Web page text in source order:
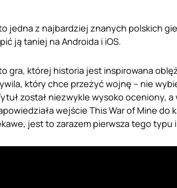
jedna z najbardziej znanych polskich
ją taniej na Androida i iOS.
gra, której historia jest inspirowana
który chce przeżyć wojnę – nie
został niezwykle wysoko oceniony, a
wejście This War of Mine
jest to zarazem pierwsza tego typu